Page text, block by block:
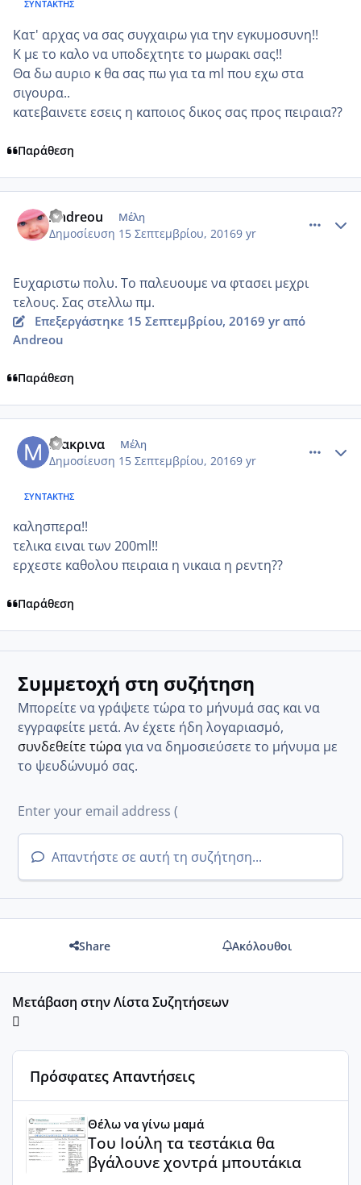
ΣΥΝΤΆΚΤΗΣ
Κατ' αρχας να σας συγχαιρω για την εγκυμοσυνη!!
Κ με το καλο να υποδεχτητε το μωρακι σας!!
Θα δω αυριο κ θα σας πω για τα ml που εχω στα
σιγουρα..
κατεβαινετε εσεις η καποιος δικος σας προς πειραια??
Παράθεση
Andreou Μέλη
Δημοσίευση 15 Σεπτεμβρίου, 20169 yr
Ευχαριστω πολυ. Το παλευουμε να φτασει μεχρι
τελους. Σας στελλω πμ.
Επεξεργάστηκε 15 Σεπτεμβρίου, 20169 yrαπό
Andreou
Παράθεση
Μακρινα Μέλη
Δημοσίευση 15 Σεπτεμβρίου, 20169 yr
ΣΥΝΤΆΚΤΗΣ
καλησπερα!!
τελικα ειναι των 200ml!!
ερχεστε καθολου πειραια η νικαια η ρεντη??
Παράθεση
Συμμετοχή στη συζήτηση
Μπορείτε να γράψετε τώρα το μήνυμά σας και να
εγγραφείτε μετά. Αν έχετε ήδη λογαριασμό,
συνδεθείτε τώραγια να δημοσιεύσετε το μήνυμα με
το ψευδώνυμό σας.
Απαντήστε σε αυτή τη συζήτηση...
Share Ακόλουθοι
Μετάβαση στην Λίστα Συζητήσεων
Πρόσφατες Απαντήσεις
Θέλω να γίνω μαμά
Του Ιούλη τα τεστάκια θα
βγάλουνε χοντρά μπουτάκια